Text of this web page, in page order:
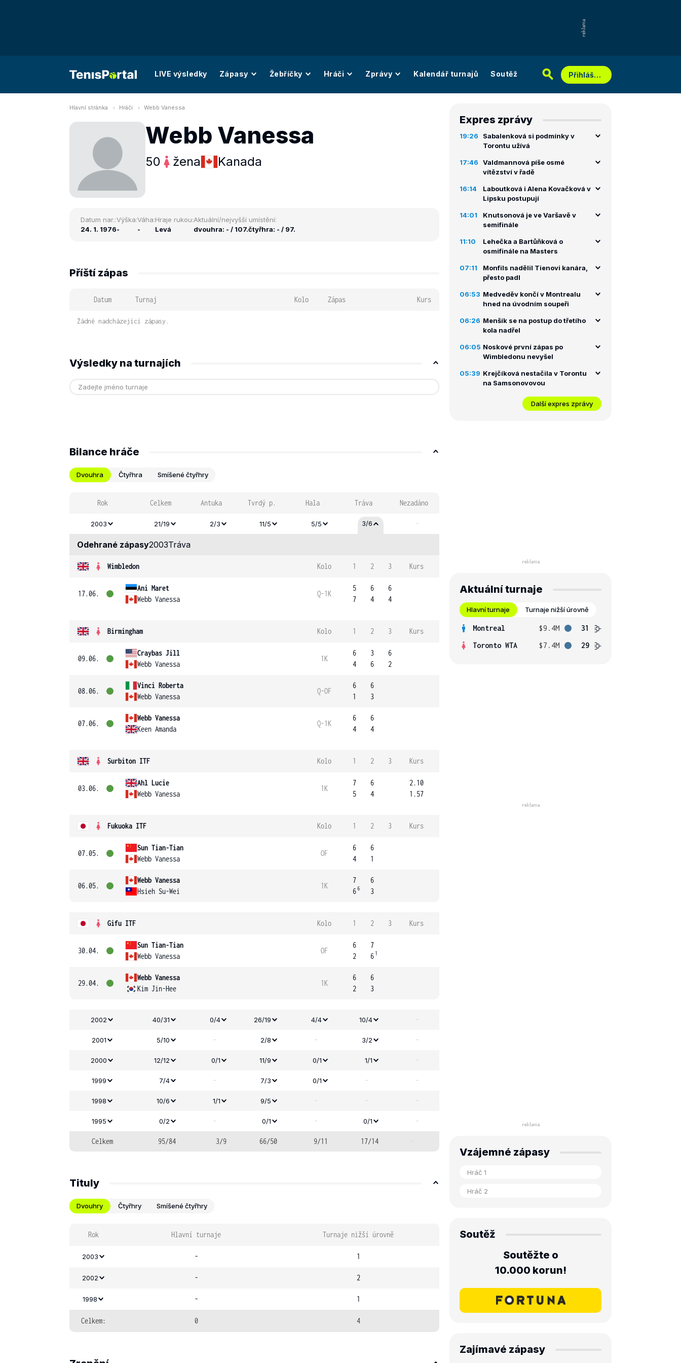
LIVE výsledky Zápasy Žebříčky Hráči Zprávy Kalendář turnajů Soutěž Přihlášení
Hlavní stránka Hráči Webb Vanessa
Webb Vanessa
50 žena Kanada
Datum nar.:
24. 1. 1976
Výška:
-
Váha:
-
Hraje rukou:
Levá
Aktuální/nejvyšší umístění:
dvouhra: - / 107.čtyřhra: - / 97.
Příští zápas
Datum Turnaj Kolo Zápas Kurs
Žádné nadcházející zápasy.
Výsledky na turnajích
Bilance hráče
Dvouhra Čtyřhra Smíšené čtyřhry
Rok Celkem Antuka Tvrdý p. Hala Tráva Nezadáno
2003 21/19 2/3 11/5 5/5 3/6 -
Odehrané zápasy2003Tráva
Wimbledon Kolo 1 2 3 Kurs
17.06.
Ani Maret
Webb Vanessa
Q-1K
5
7
6
4
6
4
Birmingham Kolo 1 2 3 Kurs
09.06.
Craybas Jill
Webb Vanessa
1K
6
4
3
6
6
2
08.06.
Vinci Roberta
Webb Vanessa
Q-OF
6
1
6
3
07.06.
Webb Vanessa
Keen Amanda
Q-1K
6
4
6
4
Surbiton ITF Kolo 1 2 3 Kurs
03.06.
Ahl Lucie
Webb Vanessa
1K
7
5
6
4
2.10
1.57
Fukuoka ITF Kolo 1 2 3 Kurs
07.05.
Sun Tian-Tian
Webb Vanessa
OF
6
4
6
1
06.05.
Webb Vanessa
Hsieh Su-Wei
1K
7
66
6
3
Gifu ITF Kolo 1 2 3 Kurs
30.04.
Sun Tian-Tian
Webb Vanessa
OF
6
2
7
6 1
29.04.
Webb Vanessa
Kim Jin-Hee
1K
6
2
6
3
2002 40/31 0/4 26/19 4/4 10/4 -
2001 5/10 - 2/8 - 3/2 -
2000 12/12 0/1 11/9 0/1 1/1 -
1999 7/4 - 7/3 0/1 - -
1998 10/6 1/1 9/5 - - -
1995 0/2 - 0/1 - 0/1 -
Celkem 95/84 3/9 66/50 9/11 17/14 -
Tituly
Dvouhry Čtyřhry Smíšené čtyřhry
Rok Hlavní turnaje Turnaje nižší úrovně
2003 - 1
2002 - 2
1998 - 1
Celkem: 0 4
Expres zprávy
19:26
Sabalenková si podmínky v
Torontu užívá
17:46
Valdmannová píše osmé
vítězství v řadě
16:14
Laboutková i Alena Kovačková v
Lipsku postupují
14:01
Knutsonová je ve Varšavě v
semifinále
11:10
Lehečka a Bartůňková o
osmifinále na Masters
07:11
Monfils nadělil Tienovi kanára,
přesto padl
06:53 Medveděv končí v Montrealu
hned na úvodním soupeři
06:26 Menšík se na postup do třetího
kola nadřel
06:05 Noskové první zápas po
Wimbledonu nevyšel
05:39 Krejčíková nestačila v Torontu
na Samsonovovou
Další expres zprávy
Aktuální turnaje
Hlavní turnaje Turnaje nižší úrovně
Montreal $9.4M
31
Toronto WTA
$7.4M 29
Vzájemné zápasy
Soutěž
Soutěžte o
10.000 korun!
Zajímavé zápasy